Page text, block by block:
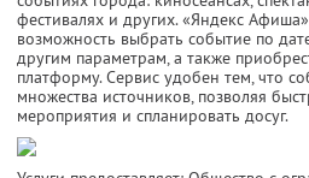
фестивалях и других. «Яндекс
возможность выбрать событие по
другим параметрам, а также
платформу. Сервис удобен тем, что
множества источников, позволяя
мероприятия и спланировать досуг.